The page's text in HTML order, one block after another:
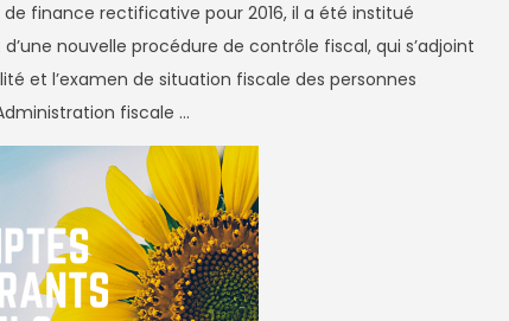
finance rectificative pour 2016, il a été institué
nouvelle procédure de contrôle fiscal, qui s’adjoint
et l’examen de situation fiscale des personnes
fiscale …